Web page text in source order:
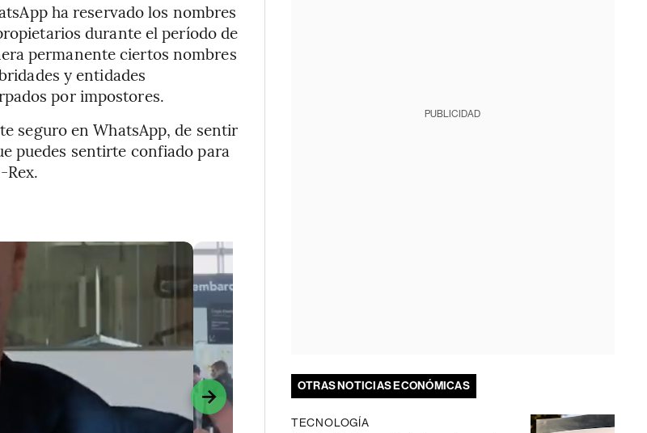
ha reservado los nombres
durante el período de
permanente ciertos nombres
y entidades
por impostores.
seguro en WhatsApp, de sentir
puedes sentirte confiado para
Rex.
PUBLICIDAD
OTRAS NOTICIAS ECONÓMICAS
TECNOLOGÍA